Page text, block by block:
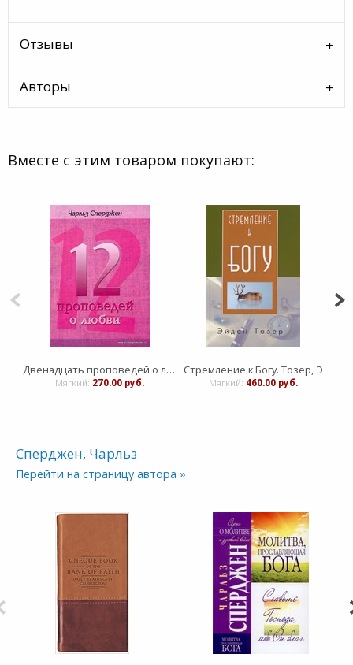
Отзывы
Авторы
Вместе с этим товаром покупают:
Двенадцать проповедей о любви
Мягкий: 270.00 руб.
Стремление к Богу. Тозер, Э
Мягкий: 460.00 руб.
Сперджен, Чарльз
Перейти на страницу автора »